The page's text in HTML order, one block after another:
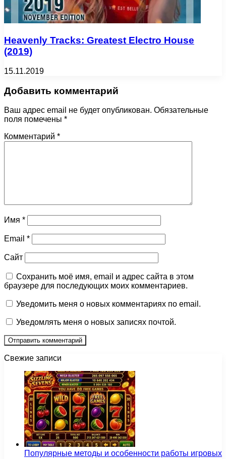
Heavenly Tracks: Greatest Electro House
(2019)
15.11.2019
Добавить комментарий
Ваш адрес email не будет опубликован. Обязательные
поля помечены *
Комментарий *
Имя *
Email *
Сайт
Сохранить моё имя, email и адрес сайта в этом
браузере для последующих моих комментариев.
Уведомить меня о новых комментариях по email.
Уведомлять меня о новых записях почтой.
Свежие записи
Популярные методы и особенности работы игровых